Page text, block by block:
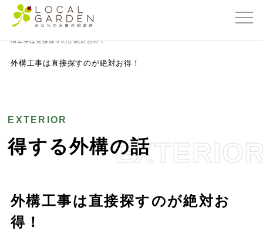
群馬県前橋市の外構・エクステリア専門店ローカルガーデン
構工事は直接探すのが絶対お得！
外構工事は直接探すのが絶対お得！
EXTERIOR
得する外構の話
外構工事は直接探すのが絶対お
得！